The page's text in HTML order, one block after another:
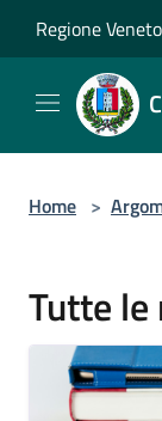
Regione Veneto
Home >
Tutte le